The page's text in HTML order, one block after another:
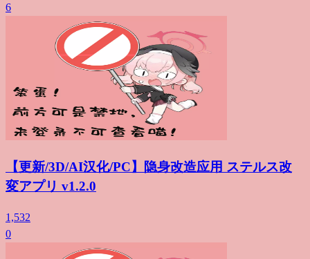
6
【更新/3D/AI汉化/PC】隐身改造应用 ステルス改
変アプリ v1.2.0
1,532
0